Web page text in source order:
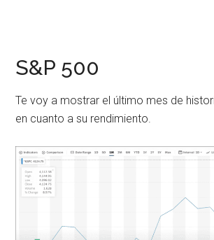
S&P 500
Te voy a mostrar el último mes de
en cuanto a su rendimiento.